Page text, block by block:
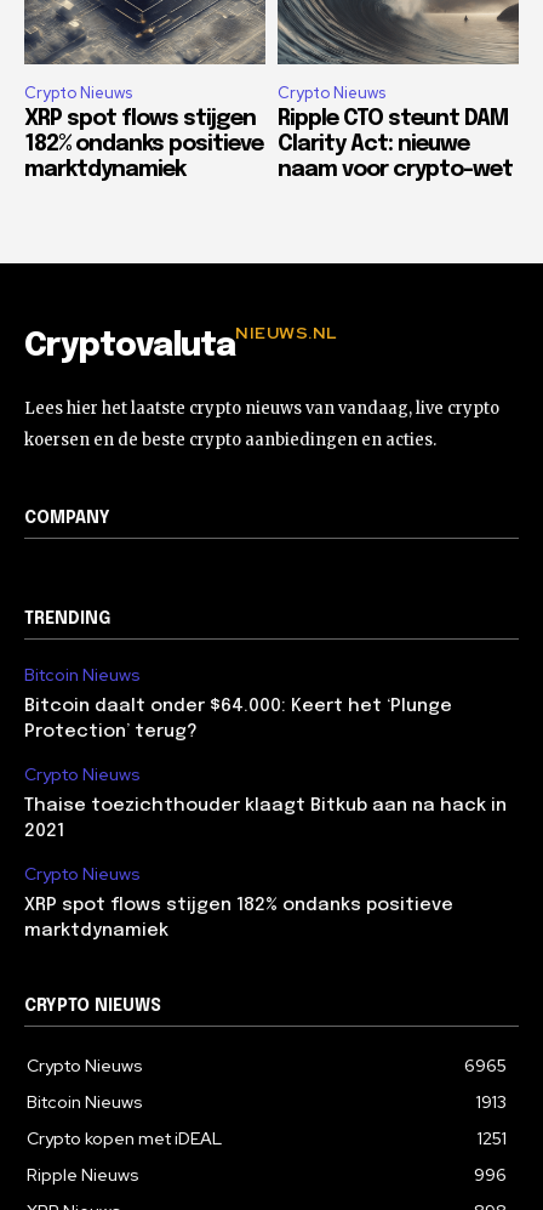
Crypto Nieuws
XRP spot flows stijgen
182% ondanks positieve
marktdynamiek
Crypto Nieuws
Ripple CTO steunt DAM
Clarity Act: nieuwe
naam voor crypto-wet
CryptovalutaNIEUWS.NL
Lees hier het laatste crypto nieuws van vandaag, live crypto
koersen en de beste crypto aanbiedingen en acties.
COMPANY
TRENDING
Bitcoin Nieuws
Bitcoin daalt onder $64.000: Keert het ‘Plunge
Protection’ terug?
Crypto Nieuws
Thaise toezichthouder klaagt Bitkub aan na hack in
2021
Crypto Nieuws
XRP spot flows stijgen 182% ondanks positieve
marktdynamiek
CRYPTO NIEUWS
Crypto Nieuws
6965
Bitcoin Nieuws
1913
Crypto kopen met iDEAL
1251
Ripple Nieuws
996